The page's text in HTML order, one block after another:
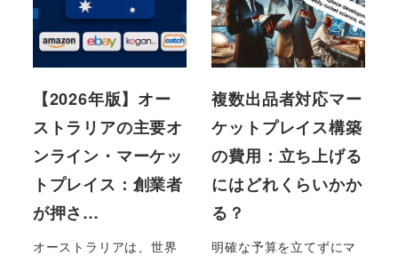
【2026年版】オー
ストラリアの主要オ
ンライン・マーケッ
トプレイス：創業者
が押さ…
オーストラリアは、世界
複数出品者対応マー
ケットプレイス構築
の費用：立ち上げる
にはどれくらいかか
る？
明確な予算を立てずにマ